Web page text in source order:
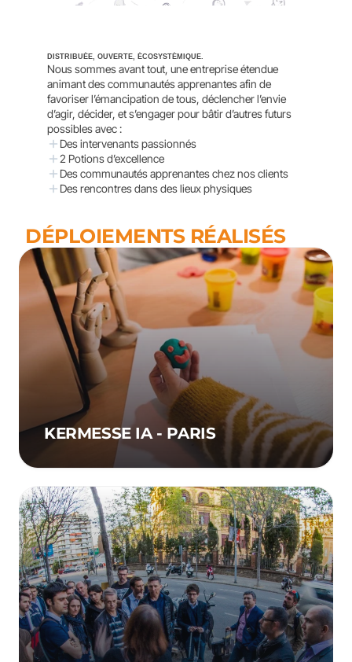
DISTRIBUÉE, OUVERTE, ÉCOSYSTÉMIQUE.
Nous sommes avant tout, une entreprise étendue
animant des communautés apprenantes afin de
favoriser l’émancipation de tous, déclencher l’envie
d’agir, décider, et s’engager pour bâtir d’autres futurs
possibles avec :
Des intervenants passionnés
2 Potions d’excellence
Des communautés apprenantes chez nos clients
Des rencontres dans des lieux physiques
DÉPLOIEMENTS RÉALISÉS
KERMESSE IA - PARIS